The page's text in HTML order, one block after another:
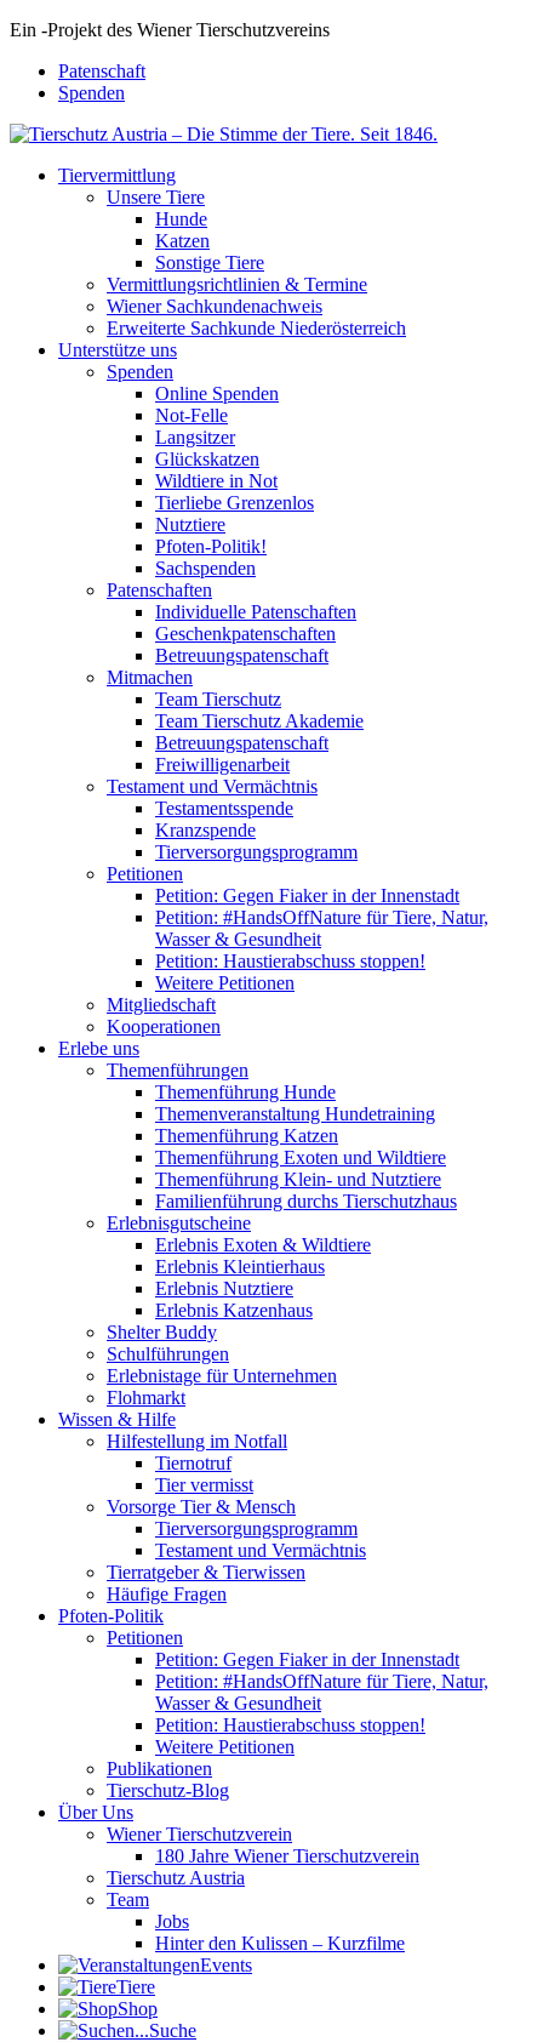
Ein -Projekt des Wiener Tierschutzvereins
Patenschaft
Spenden
Tiervermittlung
Unsere Tiere
Hunde
Katzen
Sonstige Tiere
Vermittlungsrichtlinien & Termine
Wiener Sachkundenachweis
Erweiterte Sachkunde Niederösterreich
Unterstütze uns
Spenden
Online Spenden
Not-Felle
Langsitzer
Glückskatzen
Wildtiere in Not
Tierliebe Grenzenlos
Nutztiere
Pfoten-Politik!
Sachspenden
Patenschaften
Individuelle Patenschaften
Geschenkpatenschaften
Betreuungspatenschaft
Mitmachen
Team Tierschutz
Team Tierschutz Akademie
Betreuungspatenschaft
Freiwilligenarbeit
Testament und Vermächtnis
Testamentsspende
Kranzspende
Tierversorgungsprogramm
Petitionen
Petition: Gegen Fiaker in der Innenstadt
Petition: #HandsOffNature für Tiere, Natur,
Wasser & Gesundheit
Petition: Haustierabschuss stoppen!
Weitere Petitionen
Mitgliedschaft
Kooperationen
Erlebe uns
Themenführungen
Themenführung Hunde
Themenveranstaltung Hundetraining
Themenführung Katzen
Themenführung Exoten und Wildtiere
Themenführung Klein- und Nutztiere
Familienführung durchs Tierschutzhaus
Erlebnisgutscheine
Erlebnis Exoten & Wildtiere
Erlebnis Kleintierhaus
Erlebnis Nutztiere
Erlebnis Katzenhaus
Shelter Buddy
Schulführungen
Erlebnistage für Unternehmen
Flohmarkt
Wissen & Hilfe
Hilfestellung im Notfall
Tiernotruf
Tier vermisst
Vorsorge Tier & Mensch
Tierversorgungsprogramm
Testament und Vermächtnis
Tierratgeber & Tierwissen
Häufige Fragen
Pfoten-Politik
Petitionen
Petition: Gegen Fiaker in der Innenstadt
Petition: #HandsOffNature für Tiere, Natur,
Wasser & Gesundheit
Petition: Haustierabschuss stoppen!
Weitere Petitionen
Publikationen
Tierschutz-Blog
Über Uns
Wiener Tierschutzverein
180 Jahre Wiener Tierschutzverein
Tierschutz Austria
Team
Jobs
Hinter den Kulissen – Kurzfilme
Events
Tiere
Shop
Suche